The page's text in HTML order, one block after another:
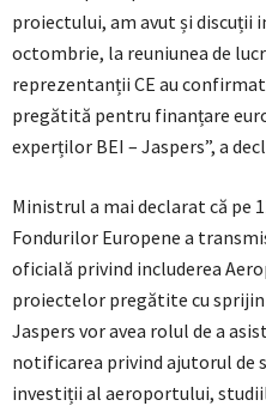
proiectului, am avut și discuții
octombrie, la reuniunea de
reprezentanții CE au
pregătită pentru finanțare
experților BEI – Jaspers”, a
Ministrul a mai declarat că pe
Fondurilor Europene a
oficială privind includerea
proiectelor pregătite cu sprijin
Jaspers vor avea rolul de a
notificarea privind ajutorul de
investiții al aeroportului,